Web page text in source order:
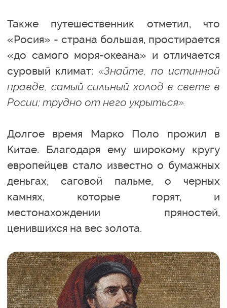
Также путешественник отметил, что
«Росия» - страна большая, простирается
«до самого моря-океана» и отличается
суровый климат: «Знайте, по истинной
правде, самый сильный холод в свете в
Росии; трудно от него укрыться».
Долгое время Марко Поло прожил в
Китае. Благодаря ему широкому кругу
европейцев стало известно о бумажных
деньгах, саговой пальме, о черных
камнях, которые горят, и
местонахождении пряностей,
ценившихся на вес золота.